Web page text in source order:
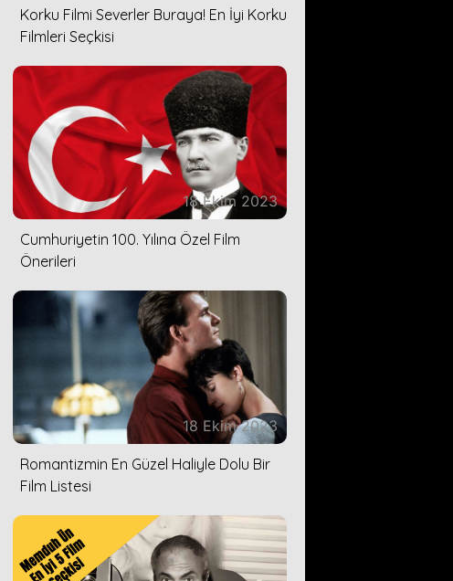
Korku Filmi Severler Buraya! En İyi Korku
Filmleri Seçkisi
18 Ekim 2023
Cumhuriyetin 100. Yılına Özel Film
Önerileri
18 Ekim 2023
Romantizmin En Güzel Haliyle Dolu Bir
Film Listesi